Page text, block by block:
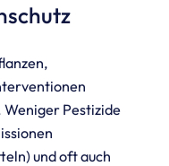
Weniger Pestizide
und oft auch